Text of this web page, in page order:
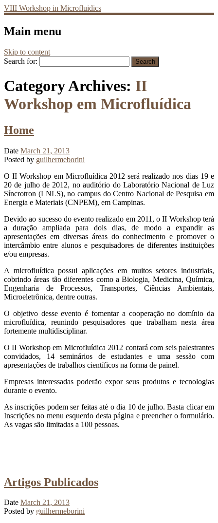
VIII Workshop in Microfluidics
Main menu
Skip to content
Search for:
Category Archives: II
Workshop em Microfluídica
Home
Date March 21, 2013
Posted by guilhermeborini
O II Workshop em Microfluídica 2012 será realizado nos dias 19 e
20 de julho de 2012, no auditório do Laboratório Nacional de Luz
Síncrotron (LNLS), no campus do Centro Nacional de Pesquisa em
Energia e Materiais (CNPEM), em Campinas.
Devido ao sucesso do evento realizado em 2011, o II Workshop terá
a duração ampliada para dois dias, de modo a expandir as
apresentações em diversas áreas do conhecimento e promover o
intercâmbio entre alunos e pesquisadores de diferentes instituições
e/ou empresas.
A microfluídica possui aplicações em muitos setores industriais,
cobrindo áreas tão diferentes como a Biologia, Medicina, Química,
Engenharia de Processos, Transportes, Ciências Ambientais,
Microeletrônica, dentre outras.
O objetivo desse evento é fomentar a cooperação no domínio da
microfluídica, reunindo pesquisadores que trabalham nesta área
fortemente multidisciplinar.
O II Workshop em Microfluídica 2012 contará com seis palestrantes
convidados, 14 seminários de estudantes e uma sessão com
apresentações de trabalhos científicos na forma de painel.
Empresas interessadas poderão expor seus produtos e tecnologias
durante o evento.
As inscrições podem ser feitas até o dia 10 de julho. Basta clicar em
Inscrições no menu esquerdo desta página e preencher o formulário.
As vagas são limitadas a 100 pessoas.
Artigos Publicados
Date March 21, 2013
Posted by guilhermeborini